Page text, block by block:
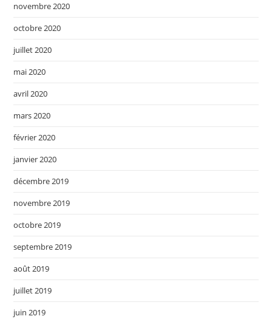
novembre 2020
octobre 2020
juillet 2020
mai 2020
avril 2020
mars 2020
février 2020
janvier 2020
décembre 2019
novembre 2019
octobre 2019
septembre 2019
août 2019
juillet 2019
juin 2019